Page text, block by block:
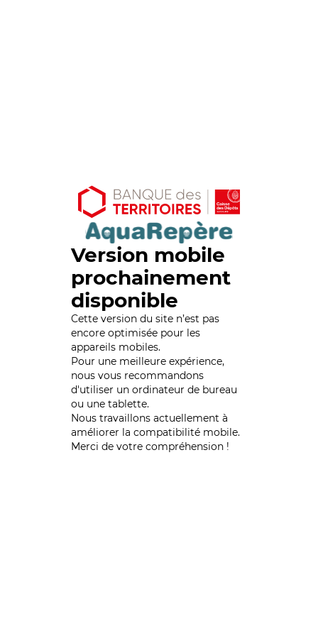
Version mobile
prochainement
disponible
Cette version du site n’est pas
encore optimisée pour les
appareils mobiles.
Pour une meilleure expérience,
nous vous recommandons
d'utiliser un ordinateur de bureau
ou une tablette.
Nous travaillons actuellement à
améliorer la compatibilité mobile.
Merci de votre compréhension !